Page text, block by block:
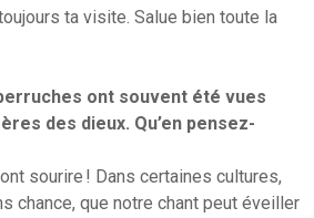
ta visite. Salue bien toute la
ont souvent été vues
des dieux. Qu’en pensez-
sourire ! Dans certaines cultures,
chance, que notre chant peut éveiller